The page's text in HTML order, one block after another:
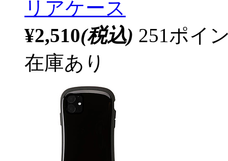
リアケース
¥2,510(税込) 251ポイ
在庫あり